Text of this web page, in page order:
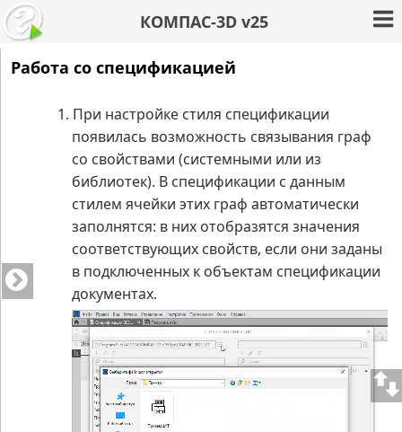
КОМПАС-3D v25
Работа со спецификацией
1. При настройке стиля спецификации
появилась возможность связывания граф
со свойствами (системными или из
библиотек). В спецификации с данным
стилем ячейки этих граф автоматически
заполнятся: в них отобразятся значения
соответствующих свойств, если они заданы
в подключенных к объектам спецификации
документах.